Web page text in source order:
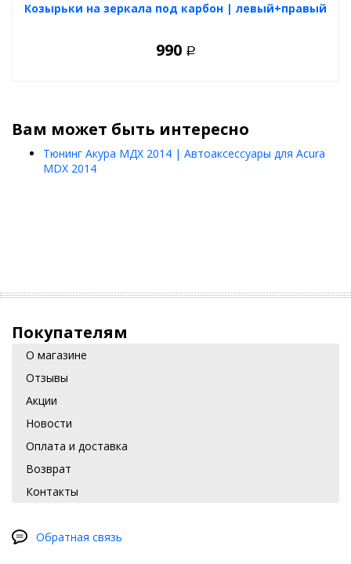
Козырьки на зеркала под карбон | левый+правый
990 Р
Вам может быть интересно
Тюнинг Акура МДХ 2014 | Автоаксессуары для Acura
MDX 2014
Покупателям
О магазине
Отзывы
Акции
Новости
Оплата и доставка
Возврат
Контакты
Обратная связь